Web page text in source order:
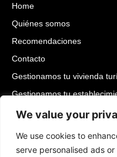
We value your
We use cookies to
serve personalised ads
Home
Quiénes somos
Recomendaciones
Contacto
Gestionamos tu vivienda
Gestionamos tu
Rent2Rent : Alquílanos tu
Política de Privacidad